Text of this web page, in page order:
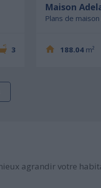
3
Maison
Plans de
188.04 m²
agrandir votre